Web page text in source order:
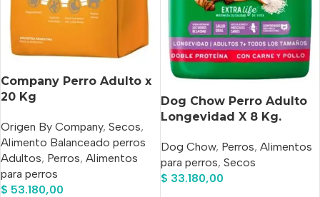
Company Perro Adulto x
20 Kg
Origen By Company, Secos,
Alimento Balanceado perros
Adultos, Perros, Alimentos
para perros
$ 53.180,00
Dog Chow Perro Adulto
Longevidad X 8 Kg.
Dog Chow, Perros, Alimentos
para perros, Secos
$ 33.180,00